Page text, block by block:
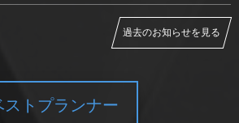
過去のお知らせを見る
ストプランナー